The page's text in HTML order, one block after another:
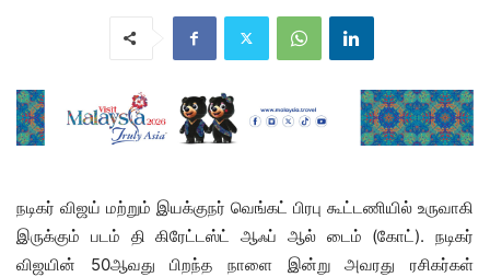
நடிகர் விஜய் மற்றும் இயக்குநர் வெங்கட் பிரபு கூட்டணியில் உருவாகி
இருக்கும் படம் தி கிரேட்டஸ்ட் ஆஃப் ஆல் டைம் (கோட்). நடிகர்
விஜயின் 50ஆவது பிறந்த நாளை இன்று அவரது ரசிகர்கள்